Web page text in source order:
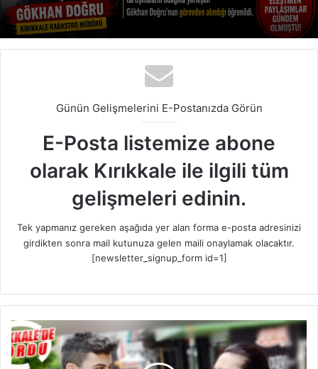
Günün Gelişmelerini E-Postanızda Görün
E-Posta listemize abone
olarak Kırıkkale ile ilgili tüm
gelişmeleri edinin.
Tek yapmanız gereken aşağıda yer alan forma e-posta adresinizi
girdikten sonra mail kutunuza gelen maili onaylamak olacaktır.
[newsletter_signup_form id=1]
K
I
R